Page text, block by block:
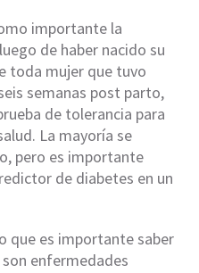
importante la
de haber nacido su
toda mujer que tuvo
semanas post parto,
de tolerancia para
La mayoría se
pero es importante
de diabetes en un
que es importante saber
enfermedades